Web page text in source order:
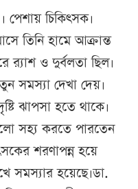
পেশায় চিকিৎসক।
তিনি হামে আক্রান্ত
র‍্যাশ ও দুর্বলতা ছিল।
সমস্যা দেখা দেয়।
ঝাপসা হতে থাকে।
সহ্য করতে পারতেন
শরণাপন্ন হয়ে
সমস্যার হয়েছে।ডা.